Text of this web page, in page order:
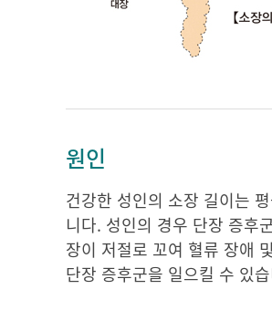
원인
건강한 성인의 소장 길이는
니다. 성인의 경우 단장 증후
장이 저절로 꼬여 혈류 장애
단장 증후군을 일으킬 수 있